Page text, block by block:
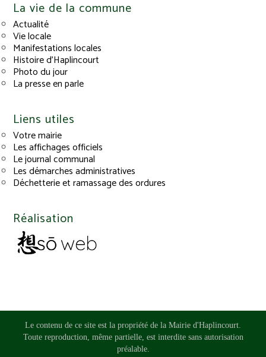
La vie de la commune
Actualité
Vie locale
Manifestations locales
Histoire d’Haplincourt
Photo du jour
La presse en parle
Liens utiles
Votre mairie
Les affichages officiels
Le journal communal
Les démarches administratives
Déchetterie et ramassage des ordures
Réalisation
Le contenu de ce site est la propriété de la Mairie d'Haplincourt.
Toute reproduction, même partielle, est interdite sans autorisation
préalable.